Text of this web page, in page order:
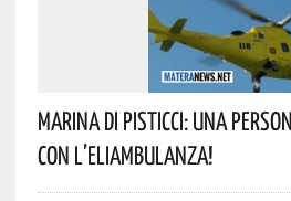
Marina Di Pisticci: Una
Con L’eliambulanza!